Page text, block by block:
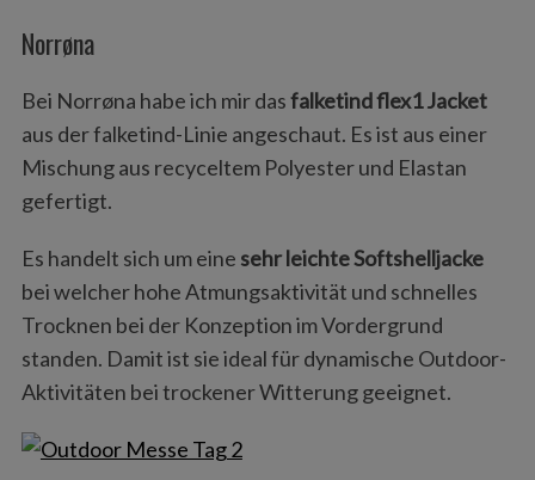
Norrøna
Bei Norrøna habe ich mir dasfalketind flex1 Jacket
aus der falketind-Linie angeschaut. Es ist aus einer
Mischung aus recyceltem Polyester und Elastan
gefertigt.
Es handelt sich um eine sehr leichte Softshelljacke
bei welcher hohe Atmungsaktivität und schnelles
Trocknen bei der Konzeption im Vordergrund
standen. Damit ist sie ideal für dynamische Outdoor-
Aktivitäten bei trockener Witterung geeignet.